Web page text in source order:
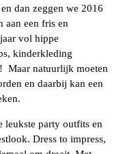
dan zeggen we 2016
aan een fris en
vol hippe
kinderkleding
Maar natuurlijk moeten
en daarbij kan een
leukste party outfits en
Dress to impress,